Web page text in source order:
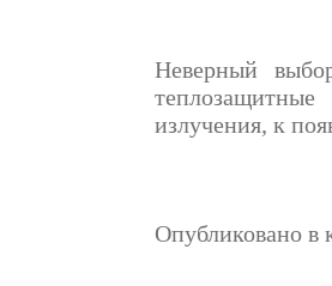
Неверный
излучения, к
Опубликовано в